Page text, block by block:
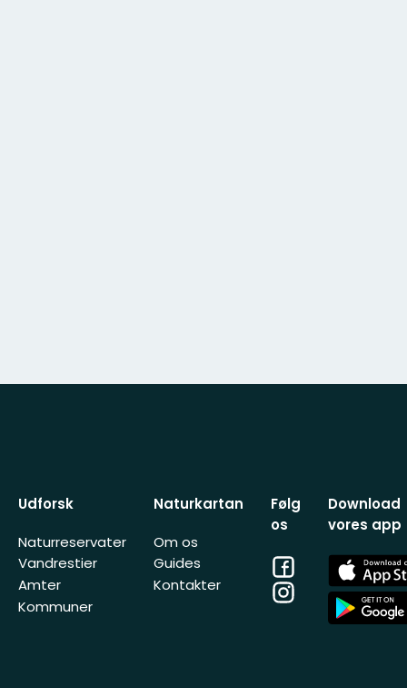
Udforsk
Naturreservater
Vandrestier
Amter
Kommuner
Naturkartan
Om os
Guides
Kontakter
Følg
os
Facebook
Instagram
Download
vores app
App
Store
App
Store